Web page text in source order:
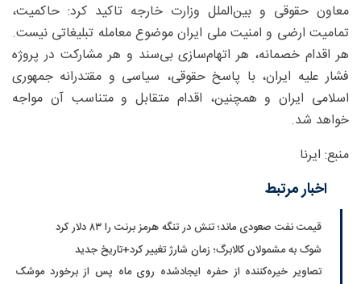
معاون حقوقی و بین‌الملل وزارت خارجه تاکید کرد: حاکمیت،
تمامیت ارضی و امنیت ملی ایران موضوع معامله تبلیغاتی نیست.
هر اقدام خصمانه، هر اتهام‌سازی بی‌سند و هر مشارکت در پروژه
فشار علیه ایران، با پاسخ حقوقی، سیاسی و مقتدرانه جمهوری
اسلامی ایران و همچنین، اقدام متقابل و متناسب آن مواجه
خواهد شد.
منبع: ایرنا
اخبار مرتبط
قیمت نفت صعودی ماند؛ تنش در تنگه هرمز برنت را ۸۳ دلار کرد
شوک به مشمولان کالابرگ؛ زمان شارژ تغییر کرد+تاریخ جدید
تصاویر خیره‌کننده از حفره ایجادشده روی ماه پس از برخورد موشک